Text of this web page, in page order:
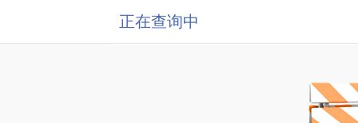
正在查询中